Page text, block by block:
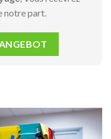
notre part.